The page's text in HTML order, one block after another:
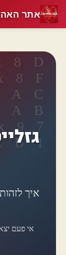
איך
אי פעם
אתר